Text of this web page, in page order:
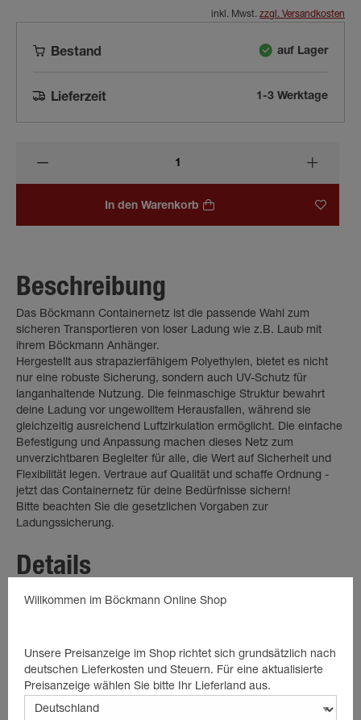
inkl. Mwst. zzgl. Versandkosten
Bestand auf Lager
Lieferzeit 1-3 Werktage
In den Warenkorb
Beschreibung
Das Böckmann Containernetz ist die passende Wahl zum
sicheren Transportieren von loser Ladung wie z.B. Laub mit
ihrem Böckmann Anhänger.
Hergestellt aus strapazierfähigem Polyethylen, bietet es nicht
nur eine robuste Sicherung, sondern auch UV-Schutz für
langanhaltende Nutzung. Die feinmaschige Struktur bewahrt
deine Ladung vor ungewolltem Herausfallen, während sie
gleichzeitig ausreichend Luftzirkulation ermöglicht. Die einfache
Befestigung und Anpassung machen dieses Netz zum
unverzichtbaren Begleiter für alle, die Wert auf Sicherheit und
Flexibilität legen. Vertraue auf Qualität und schaffe Ordnung -
jetzt das Containernetz für deine Bedürfnisse sichern!
Bitte beachten Sie die gesetzlichen Vorgaben zur
Ladungssicherung.
Details
Länge 3000 mm
PPM 3 mm
Willkommen im Böckmann Online Shop
Unsere Preisanzeige im Shop richtet sich grundsätzlich nach
deutschen Lieferkosten und Steuern. Für eine aktualisierte
Preisanzeige wählen Sie bitte Ihr Lieferland aus.